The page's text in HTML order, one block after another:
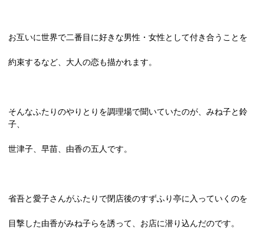
お互いに世界で二番目に好きな男性・女性として付き合うことを
約束するなど、大人の恋も描かれます。
そんなふたりのやりとりを調理場で聞いていたのが、みね子と鈴
子、
世津子、早苗、由香の五人です。
省吾と愛子さんがふたりで閉店後のすずふり亭に入っていくのを
目撃した由香がみね子らを誘って、お店に潜り込んだのです。